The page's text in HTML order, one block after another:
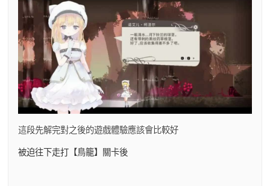
這段先解完對之後的遊戲體驗應該會比較好
被迫往下走打【鳥籠】關卡後